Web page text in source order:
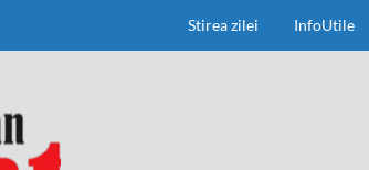
Stirea zilei InfoUtile